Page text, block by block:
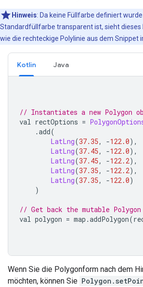
Hinweis: Da keine Füllfarbe definiert
Standardfüllfarbe transparent ist, sieht dieses
wie die rechteckige Polylinie aus dem Snippet
Kotlin Java
// Instantiates a new Polygon
val rectOptions =
.add(
LatLng(37.35, -122.0),
LatLng(37.45, -122.0),
LatLng(37.45, -122.2),
LatLng(37.35, -122.2),
LatLng(37.35, -122.0)
)
// Get back the mutable Polygon
val polygon = map .addPolygon(
Wenn Sie die Polygonform nach dem
möchten, können Sie